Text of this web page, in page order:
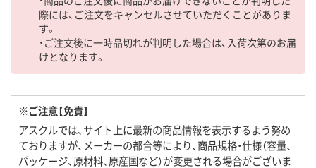
際には、ご注文をキャンセルさせていただくことがありま
す。
・ご注文後に一時品切れが判明した場合は、入荷次第のお届
けとなります。
※ご注意【免責】
アスクルでは、サイト上に最新の商品情報を表示するよう努め
ておりますが、メーカーの都合等により、商品規格・仕様（容量、
パッケージ、原材料、原産国など）が変更される場合がございま